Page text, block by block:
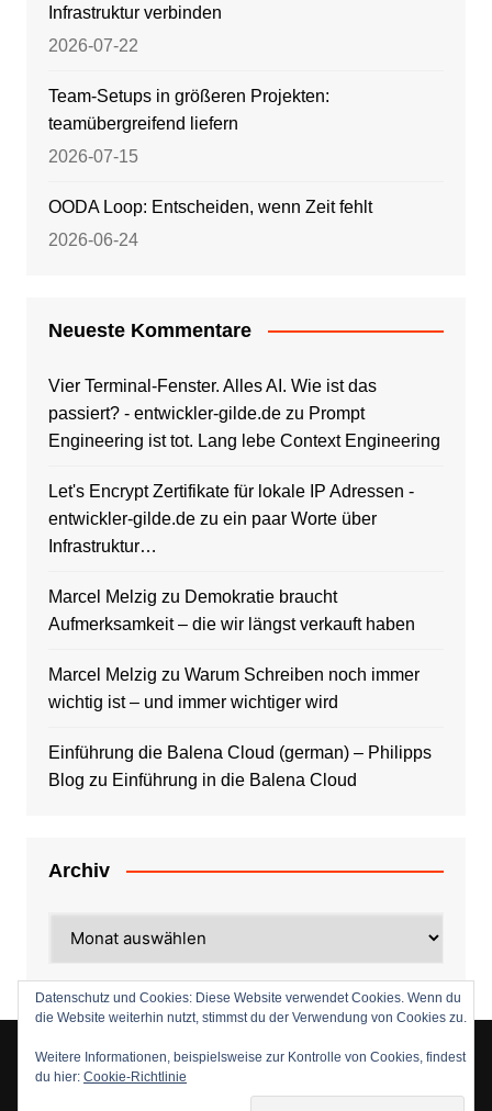
Infrastruktur verbinden
2026-07-22
Team-Setups in größeren Projekten:
teamübergreifend liefern
2026-07-15
OODA Loop: Entscheiden, wenn Zeit fehlt
2026-06-24
Neueste Kommentare
Vier Terminal-Fenster. Alles AI. Wie ist das
passiert? - entwickler-gilde.dezu Prompt
Engineering ist tot. Lang lebe Context Engineering
Let's Encrypt Zertifikate für lokale IP Adressen -
entwickler-gilde.dezu ein paar Worte über
Infrastruktur…
Marcel Melzig zu Demokratie braucht
Aufmerksamkeit – die wir längst verkauft haben
Marcel Melzig zu Warum Schreiben noch immer
wichtig ist – und immer wichtiger wird
Einführung die Balena Cloud (german) – Philipps
Blog zu Einführung in die Balena Cloud
Archiv
Copyright © 2026 entwickler-gilde.de. Alle Rechte
Datenschutz und Cookies: Diese Website verwendet Cookies. Wenn du
die Website weiterhin nutzt, stimmst du der Verwendung von Cookies zu.
Weitere Informationen, beispielsweise zur Kontrolle von Cookies, findest
du hier: Cookie-Richtlinie